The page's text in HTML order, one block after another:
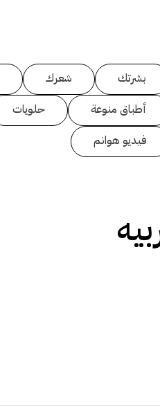
بشرتك شعرك
أطباق منوعة حلويات
فيديو هوانم